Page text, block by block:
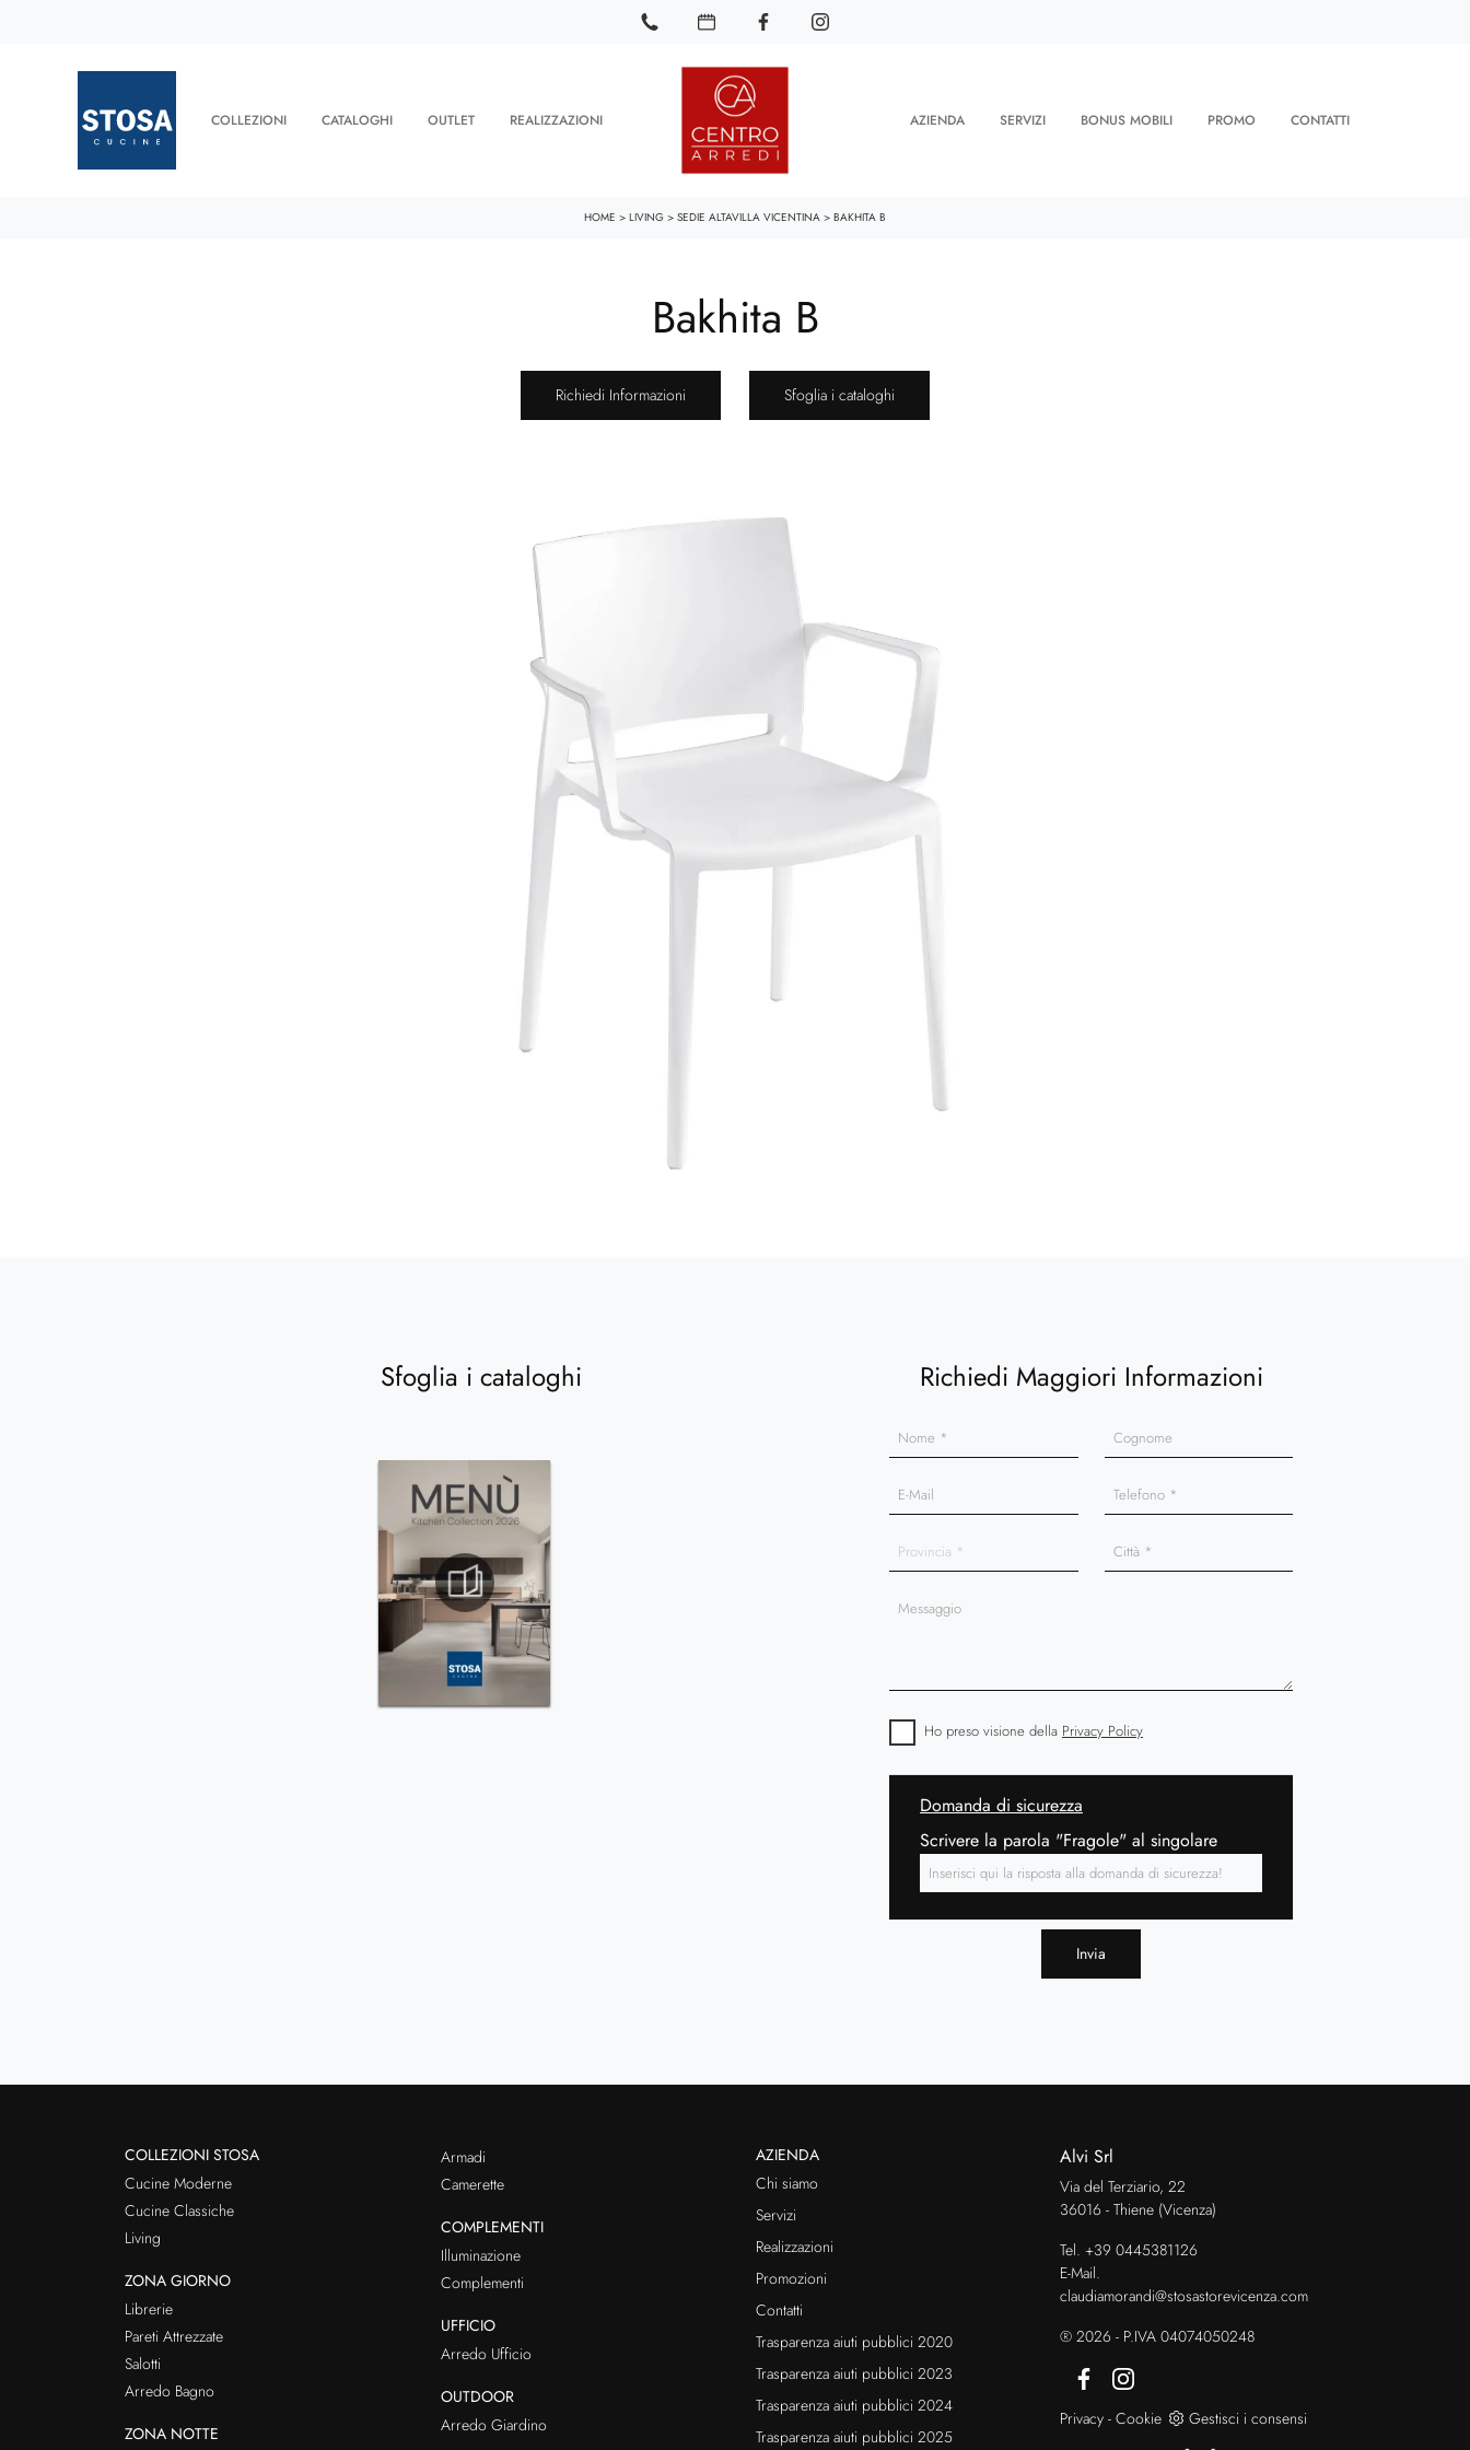
COLLEZIONI CATALOGHI OUTLET REALIZZAZIONI AZIENDA SERVIZI BONUS MOBILI PROMO CONTATTI
HOME > LIVING > SEDIE ALTAVILLA VICENTINA > BAKHITA B
Bakhita B
Richiedi Informazioni Sfoglia i cataloghi
Sfoglia i cataloghi Richiedi Maggiori Informazioni
Ho preso visione della Privacy Policy
Domanda di sicurezza
Scrivere la parola "Fragole" al singolare
Invia
COLLEZIONI STOSA
Cucine Moderne
Cucine Classiche
Living
ZONA GIORNO
Librerie
Pareti Attrezzate
Salotti
Arredo Bagno
ZONA NOTTE
Armadi
Camerette
COMPLEMENTI
Illuminazione
Complementi
UFFICIO
Arredo Ufficio
OUTDOOR
Arredo Giardino
AZIENDA
Chi siamo
Servizi
Realizzazioni
Promozioni
Contatti
Trasparenza aiuti pubblici 2020
Trasparenza aiuti pubblici 2023
Trasparenza aiuti pubblici 2024
Trasparenza aiuti pubblici 2025
Alvi Srl
Via del Terziario, 22
36016 - Thiene (Vicenza)
Tel. +39 0445381126
E-Mail.
claudiamorandi@stosastorevicenza.com
® 2026 - P.IVA 04074050248
Privacy - Cookie
Gestisci i consensi